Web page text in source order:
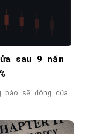
sau 9 năm
sẽ đóng cửa